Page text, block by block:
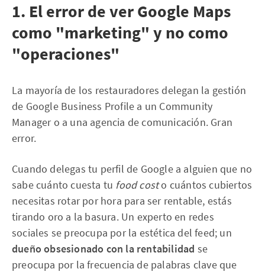
1. El error de ver Google Maps
como "marketing" y no como
"operaciones"
La mayoría de los restauradores delegan la gestión
de Google Business Profile a un Community
Manager o a una agencia de comunicación. Gran
error.
Cuando delegas tu perfil de Google a alguien que no
sabe cuánto cuesta tu food costo cuántos cubiertos
necesitas rotar por hora para ser rentable, estás
tirando oro a la basura. Un experto en redes
sociales se preocupa por la estética del feed; un
dueño obsesionado con la rentabilidad se
preocupa por la frecuencia de palabras clave que